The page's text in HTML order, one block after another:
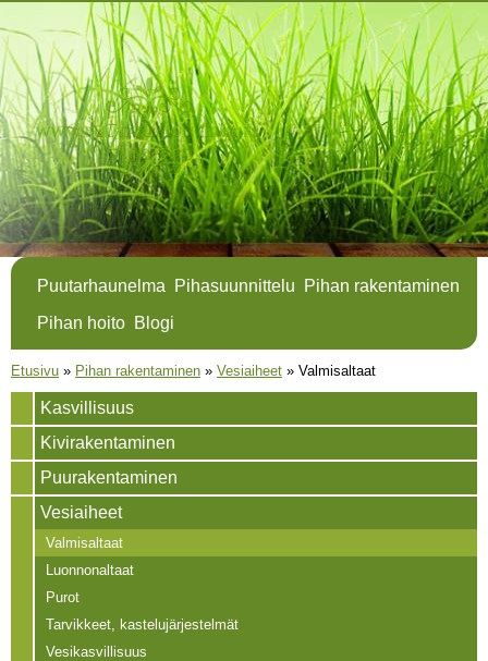
Hyppää
pääsisältöön
Puutarhaunelma Pihasuunnittelu
Pihan rakentaminen
Pihan hoito Blogi
Olet täällä
Etusivu » Pihan rakentaminen » Vesiaiheet » Valmisaltaat
Kasvillisuus
Kivirakentaminen
Puurakentaminen
Vesiaiheet
Valmisaltaat
Luonnonaltaat
Purot
Tarvikkeet, kastelujärjestelmät
Vesikasvillisuus